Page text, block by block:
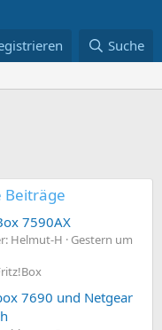
Suche
Beiträge
7590AX
Helmut-H
Gestern um
7690 und Netgear